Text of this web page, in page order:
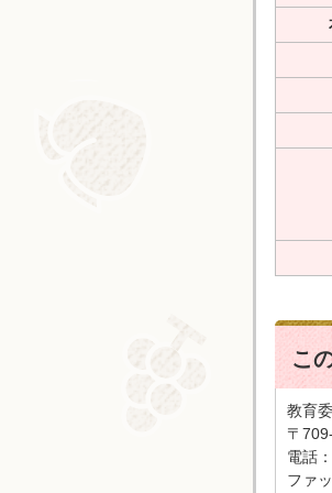
こ
教育
〒
電話
ファ